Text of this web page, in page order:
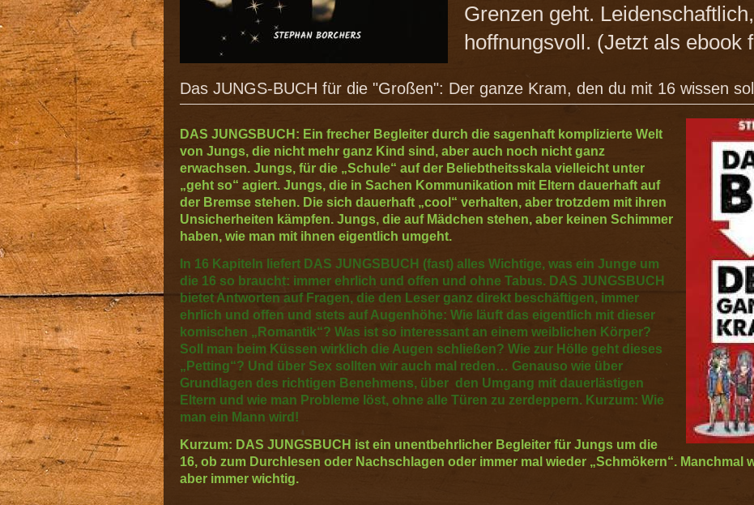
Grenzen geht.
hoffnungsvoll. (Jetzt als ebook
Das JUNGS-BUCH für die "Großen": Der ganze Kram, den du mit 16 wissen
DAS JUNGSBUCH: Ein frecher Begleiter durch die sagenhaft komplizierte Welt
von Jungs, die nicht mehr ganz Kind sind, aber auch noch nicht ganz
erwachsen. Jungs, für die „Schule“ auf der Beliebtheitsskala vielleicht unter
„geht so“ agiert. Jungs, die in Sachen Kommunikation mit Eltern dauerhaft auf
der Bremse stehen. Die sich dauerhaft „cool“ verhalten, aber trotzdem mit ihren
Unsicherheiten kämpfen. Jungs, die auf Mädchen stehen, aber keinen Schimmer
haben, wie man mit ihnen eigentlich umgeht.
In 16 Kapiteln liefert DAS JUNGSBUCH (fast) alles Wichtige, was ein Junge um
die 16 so braucht: immer ehrlich und offen und ohne Tabus. DAS JUNGSBUCH
bietet Antworten auf Fragen, die den Leser ganz direkt beschäftigen, immer
ehrlich und offen und stets auf Augenhöhe: Wie läuft das eigentlich mit dieser
komischen „Romantik“? Was ist so interessant an einem weiblichen Körper?
Soll man beim Küssen wirklich die Augen schließen? Wie zur Hölle geht dieses
„Petting“? Und über Sex sollten wir auch mal reden… Genauso wie über
Grundlagen des richtigen Benehmens, über den Umgang mit dauerlästigen
Eltern und wie man Probleme löst, ohne alle Türen zu zerdeppern. Kurzum: Wie
man ein Mann wird!
Kurzum: DAS JUNGSBUCH ist ein unentbehrlicher Begleiter für Jungs um die
16, ob zum Durchlesen oder Nachschlagen oder immer mal wieder „Schmökern“. Manchmal
aber immer wichtig.